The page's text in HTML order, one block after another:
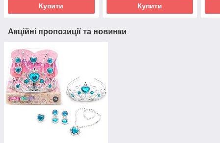
Купити Купити
Акційні пропозиції та новинки